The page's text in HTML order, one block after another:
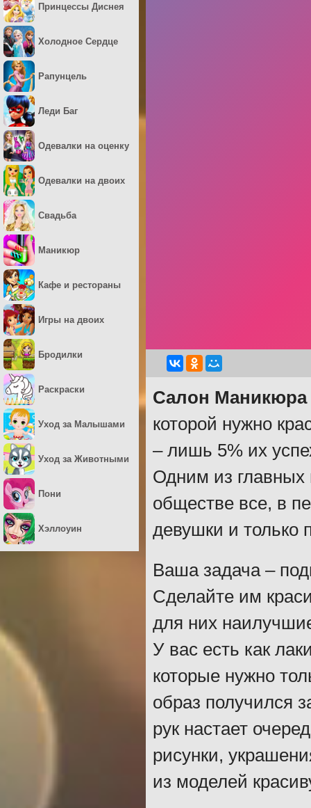
Салон
которой нужно
– лишь 5% их
Одним из главных
обществе все, в
девушки и только
Ваша задача –
Сделайте им
для них
У вас есть как
которые нужно
образ получился
рук настает
рисунки,
из моделей
Принцессы Диснея
Холодное Сердце
Рапунцель
Леди Баг
Одевалки на оценку
Одевалки на двоих
Свадьба
Маникюр
Кафе и рестораны
Игры на двоих
Бродилки
Раскраски
Уход за Малышами
Уход за Животными
Пони
Хэллоуин